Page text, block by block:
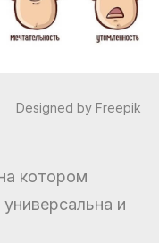
Designed by Freepik
котором
и